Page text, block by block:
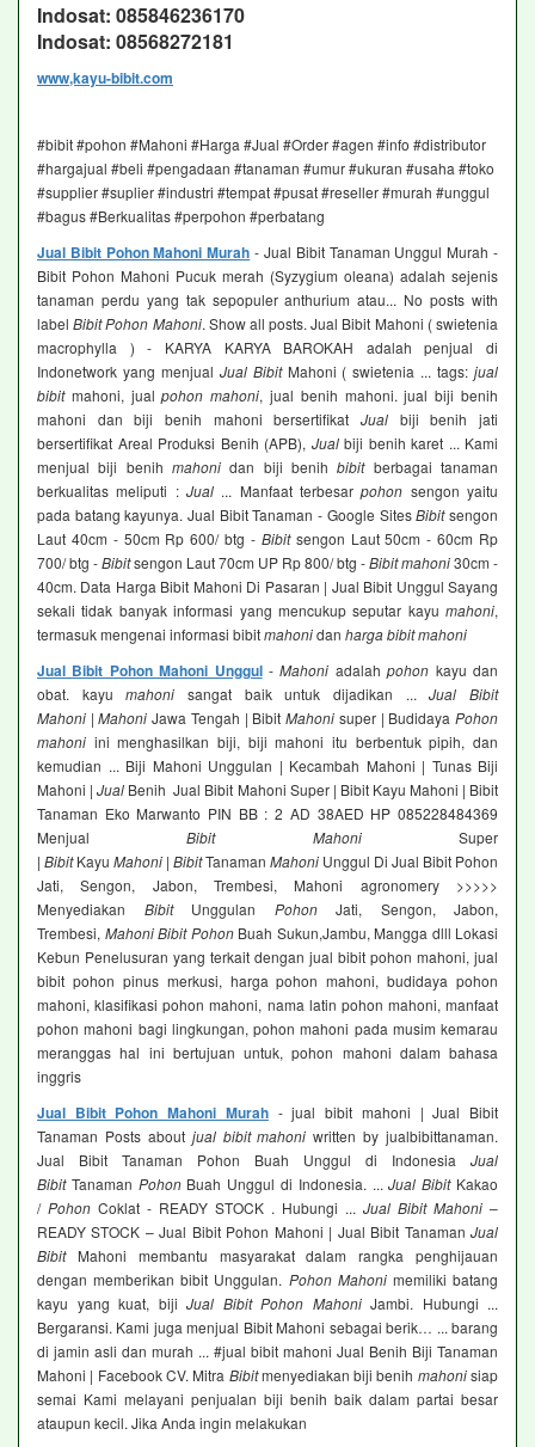
Indosat: 085846236170
Indosat: 08568272181
www,kayu-bibit.com
#bibit #pohon #Mahoni #Harga #Jual #Order #agen #info #distributor
#hargajual #beli #pengadaan #tanaman #umur #ukuran #usaha #toko
#supplier #suplier #industri #tempat #pusat #reseller #murah #unggul
#bagus #Berkualitas #perpohon #perbatang
Jual Bibit Pohon Mahoni Murah - Jual Bibit Tanaman Unggul Murah -
Bibit Pohon Mahoni Pucuk merah (Syzygium oleana) adalah sejenis
tanaman perdu yang tak sepopuler anthurium atau... No posts with
labelBibit Pohon Mahoni. Show all posts. Jual Bibit Mahoni ( swietenia
macrophylla ) - KARYA KARYA BAROKAH adalah penjual di
Indonetwork yang menjual Jual BibitMahoni ( swietenia ... tags:jual
bibitmahoni, jualpohon mahoni, jual benih mahoni. jual biji benih
mahoni dan biji benih mahoni bersertifikat Jual biji benih jati
bersertifikat Areal Produksi Benih (APB), Jualbiji benih karet ... Kami
menjual biji benih mahoni dan biji benihbibitberbagai tanaman
berkualitas meliputi : Jual ... Manfaat terbesarpohon sengon yaitu
pada batang kayunya. Jual Bibit Tanaman - Google SitesBibitsengon
Laut 40cm - 50cm Rp 600/ btg - Bibitsengon Laut 50cm - 60cm Rp
700/ btg -Bibitsengon Laut 70cm UP Rp 800/ btg -Bibit mahoni30cm -
40cm. Data Harga Bibit Mahoni Di Pasaran | Jual Bibit Unggul Sayang
sekali tidak banyak informasi yang mencukup seputar kayu mahoni,
termasuk mengenai informasi bibitmahonidan harga bibit mahoni
Jual Bibit Pohon Mahoni Unggul-Mahoni adalahpohon kayu dan
obat. kayumahoni sangat baik untuk dijadikan ...Jual Bibit
Mahoni |Mahoni Jawa Tengah | BibitMahoni super | BudidayaPohon
mahoni ini menghasilkan biji, biji mahoni itu berbentuk pipih, dan
kemudian ... Biji Mahoni Unggulan | Kecambah Mahoni | Tunas Biji
Mahoni |Jual Benih Jual Bibit Mahoni Super | Bibit Kayu Mahoni | Bibit
Tanaman Eko Marwanto PIN BB : 2 AD 38AED HP 085228484369
MenjualBibit MahoniSuper
| BibitKayu Mahoni | BibitTanaman Mahoni Unggul Di Jual Bibit Pohon
Jati, Sengon, Jabon, Trembesi, Mahoni agronomery >>>>>
Menyediakan BibitUnggulan PohonJati, Sengon, Jabon,
Trembesi, Mahoni Bibit PohonBuah Sukun,Jambu, Mangga dlll Lokasi
Kebun Penelusuran yang terkait dengan jual bibit pohon mahoni, jual
bibit pohon pinus merkusi, harga pohon mahoni, budidaya pohon
mahoni, klasifikasi pohon mahoni, nama latin pohon mahoni, manfaat
pohon mahoni bagi lingkungan, pohon mahoni pada musim kemarau
meranggas hal ini bertujuan untuk, pohon mahoni dalam bahasa
inggris
Jual Bibit Pohon Mahoni Murah- jual bibit mahoni | Jual Bibit
Tanaman Posts about jual bibit mahoni written by jualbibittanaman.
Jual Bibit Tanaman Pohon Buah Unggul di Indonesia Jual
BibitTanaman PohonBuah Unggul di Indonesia. ...Jual BibitKakao
/ Pohon Coklat - READY STOCK . Hubungi ... Jual Bibit Mahoni –
READY STOCK – Jual Bibit Pohon Mahoni | Jual Bibit Tanaman Jual
BibitMahoni membantu masyarakat dalam rangka penghijauan
dengan memberikan bibit Unggulan. Pohon Mahonimemiliki batang
kayu yang kuat, biji Jual Bibit Pohon MahoniJambi. Hubungi ...
Bergaransi. Kami juga menjual Bibit Mahoni sebagai berik… ... barang
di jamin asli dan murah ... #jual bibit mahoni Jual Benih Biji Tanaman
Mahoni | Facebook CV. Mitra Bibitmenyediakan biji benih mahonisiap
semai Kami melayani penjualan biji benih baik dalam partai besar
ataupun kecil. Jika Anda ingin melakukan